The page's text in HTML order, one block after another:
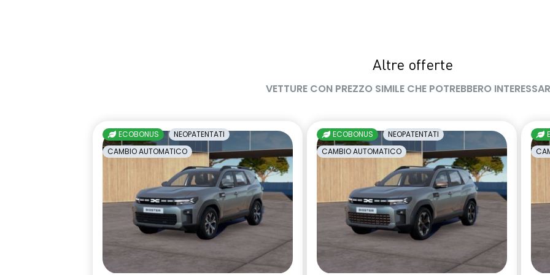
digitale
incluso per 5 anni
Pacchetto Remote Control,
incluso per 5 anni
predisposizione alcolock / alcol
interlock
privacy glass
retrovisore interno fotocromatico
retrovisori esterni richiudibili
elettricamente
sedile passeggero regolabile in
altezza
sedili posteriori ripiegabili 1/3 - 2/3
sellerie in tessuto nero melange e
tessuto nero titanio con
impunture giallo fresh
shark antenna
sistema di controllo della
sistema di frenata d'emergenza
volante in pelle
Altre offerte
VETTURE CON PREZZO SIMILE CHE POTREBBERO
ECOBONUS
NEOPATENTATI
CAMBIO AUTOMATICO
ECOBONUS
NEOPATENTATI
CAMBIO AUTOMATICO